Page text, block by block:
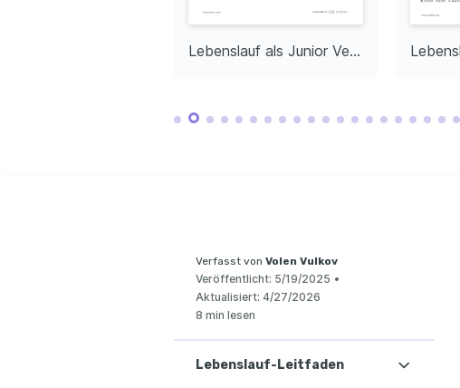
Leidenschaft für strukturierte und
WEITERBILDUNG /
Lebenslauf als Junior Verwaltungsassistent
Verfasst von Volen Vulkov
Veröffentlicht: 5/19/2025 •
Aktualisiert: 4/27/2026
8 min lesen
Lebenslauf-Leitfaden